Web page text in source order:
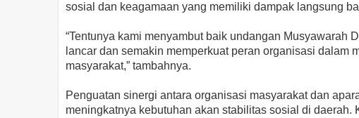
sosial dan keagamaan yang memiliki dampak langsung
“Tentunya kami menyambut baik undangan Musyawarah
lancar dan semakin memperkuat peran organisasi dalam
masyarakat,” tambahnya.
Penguatan sinergi antara organisasi masyarakat dan
meningkatnya kebutuhan akan stabilitas sosial di